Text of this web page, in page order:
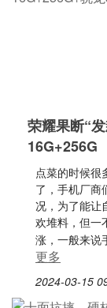
荣耀果断“
16G+256G
点菜的时候很
了，手机厂商
况，为了能让
欢堆料，但一
涨，一般来说
更多
2024-03-15